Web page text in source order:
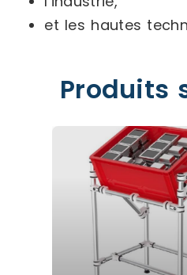
et les hautes
Produits